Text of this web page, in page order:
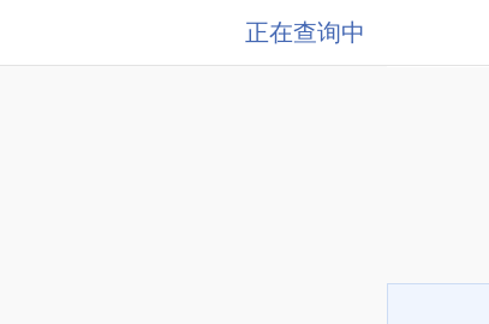
正在查询中